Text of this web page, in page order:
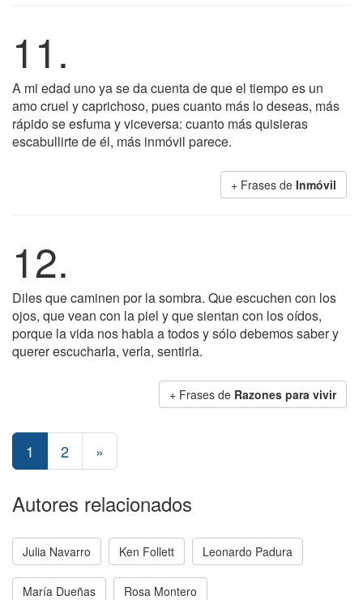
11.
A mi edad uno ya se da cuenta de que el tiempo es un
amo cruel y caprichoso, pues cuanto más lo deseas, más
rápido se esfuma y viceversa: cuanto más quisieras
escabullirte de él, más inmóvil parece.
+ Frases de Inmóvil
12.
Diles que caminen por la sombra. Que escuchen con los
ojos, que vean con la piel y que sientan con los oídos,
porque la vida nos habla a todos y sólo debemos saber y
querer escucharla, verla, sentirla.
+ Frases de Razones para vivir
1 2 »
Autores relacionados
Julia Navarro Ken Follett Leonardo Padura
María Dueñas Rosa Montero